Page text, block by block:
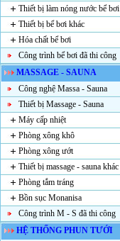
Thiết bị làm nóng nước bể bơi
Thiết bị bể bơi khác
Hóa chất bể bơi
Công trình bể bơi đã thi công
MASSAGE - SAUNA
Công nghệ Massa - Sauna
Thiết bị Massage - Sauna
Máy cấp nhiệt
Phòng xông khô
Phòng xông ướt
Thiết bị massage - sauna khác
Phòng tắm tráng
Bồn sục Monanisa
Công trình M - S đã thi công
HỆ THỐNG PHUN TƯỚI